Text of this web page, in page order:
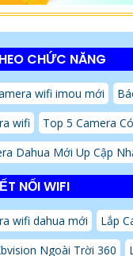
CHỨC NĂNG
wifi imou mới
wifi
Top 5 Camera
Dahua Mới Up Cập
NỐI WIFI
wifi dahua mới Lắp
Ngoài Trời 360